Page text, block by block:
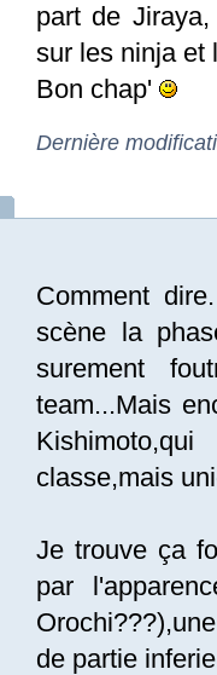
part de
sur les ninja et
Bon chap'
Dernière
Comment
scène la
surement
team...Mais
classe,mais
Je trouve ça
par
de partie